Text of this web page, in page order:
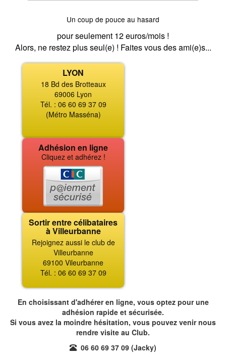
Un coup de pouce au hasard
pour seulement 12 euros/mois !
Alors, ne restez plus seul(e) ! Faites vous des ami(e)s...
LYON
18 Bd des Brotteaux
69006 Lyon
Tél. : 06 60 69 37 09
(Métro Masséna)
Adhésion en ligne
Cliquez et adhérez !
Sortir entre célibataires
à Villeurbanne
Rejoignez aussi le club de
Villeurbanne
69100 Vileurbanne
Tél. : 06 60 69 37 09
En choisissant d'adhérer en ligne, vous optez pour une
adhésion rapide et sécurisée.
Si vous avez la moindre hésitation, vous pouvez venir nous
rendre visite au Club.
06 60 69 37 09 (Jacky)